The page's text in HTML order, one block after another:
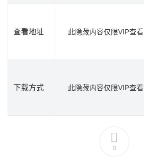
查看地址 此隐藏内容仅限VIP查看
下载方式 此隐藏内容仅限VIP查看
0